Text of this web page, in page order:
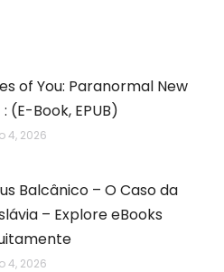
of You: Paranormal New
(E-Book, EPUB)
4, 2026
Balcânico – O Caso da
– Explore eBooks
4, 2026